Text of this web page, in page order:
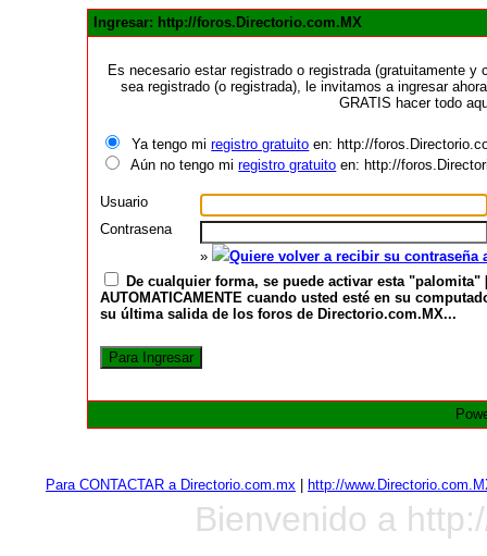
Ingresar: http://foros.Directorio.com.MX
Es necesario estar registrado o registrada (gratuitamente
sea registrado (o registrada), le invitamos a ingresar
GRATIS hacer todo
Ya tengo miregistro gratuito en: http://
Aún no tengo miregistro gratuito en: http://
Usuario
Contrasena
»
Quiere volver a recibir su
De cualquier forma, se puede activar esta
AUTOMATICAMENTE cuando usted esté en su
su última salida de los foros de Directorio.com.MX...
Para CONTACTAR a Directorio.com.mx http://
Bienvenido a